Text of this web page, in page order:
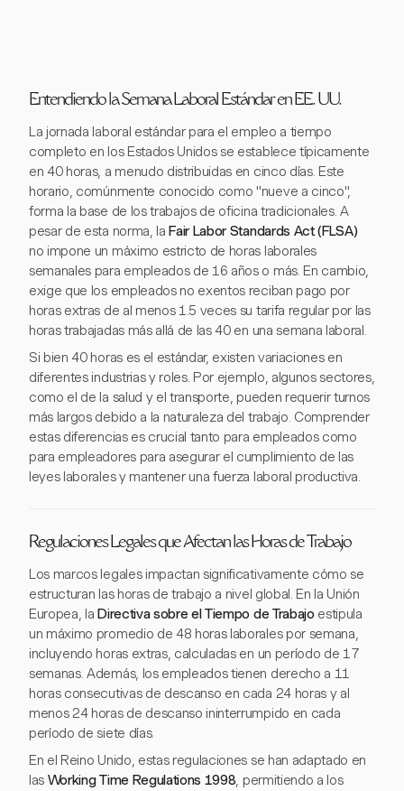
Entendiendo la Semana Laboral Estándar en EE. UU.
La jornada laboral estándar para el empleo a tiempo
completo en los Estados Unidos se establece típicamente
en 40 horas, a menudo distribuidas en cinco días. Este
horario, comúnmente conocido como "nueve a cinco",
forma la base de los trabajos de oficina tradicionales. A
pesar de esta norma, laFair Labor Standards Act (FLSA)
no impone un máximo estricto de horas laborales
semanales para empleados de 16 años o más. En cambio,
exige que los empleados no exentos reciban pago por
horas extras de al menos 1.5 veces su tarifa regular por las
horas trabajadas más allá de las 40 en una semana laboral.
Si bien 40 horas es el estándar, existen variaciones en
diferentes industrias y roles. Por ejemplo, algunos sectores,
como el de la salud y el transporte, pueden requerir turnos
más largos debido a la naturaleza del trabajo. Comprender
estas diferencias es crucial tanto para empleados como
para empleadores para asegurar el cumplimiento de las
leyes laborales y mantener una fuerza laboral productiva.
Regulaciones Legales que Afectan las Horas de Trabajo
Los marcos legales impactan significativamente cómo se
estructuran las horas de trabajo a nivel global. En la Unión
Europea, laDirectiva sobre el Tiempo de Trabajo estipula
un máximo promedio de 48 horas laborales por semana,
incluyendo horas extras, calculadas en un período de 17
semanas. Además, los empleados tienen derecho a 11
horas consecutivas de descanso en cada 24 horas y al
menos 24 horas de descanso ininterrumpido en cada
período de siete días.
En el Reino Unido, estas regulaciones se han adaptado en
las Working Time Regulations 1998, permitiendo a los